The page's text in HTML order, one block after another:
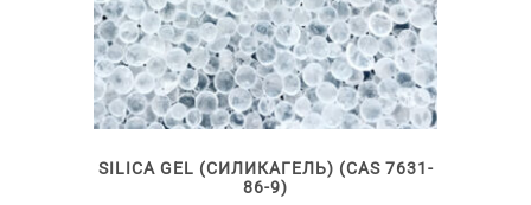
Этот
товар
имеет
несколько
вариаций.
Опции
выбрать
на
SILICA GEL (СИЛИКАГЕЛЬ) (CAS 7631-
86-9)